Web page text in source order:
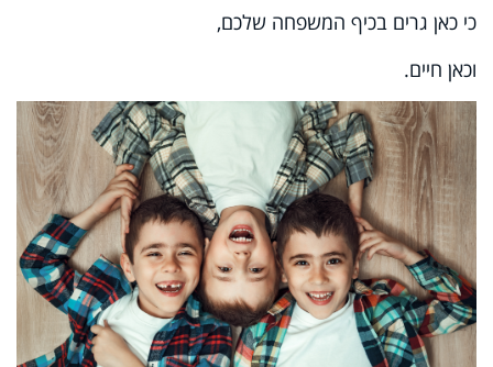
כי כאן גרים בכיף המשפחה שלכם,
וכאן חיים.